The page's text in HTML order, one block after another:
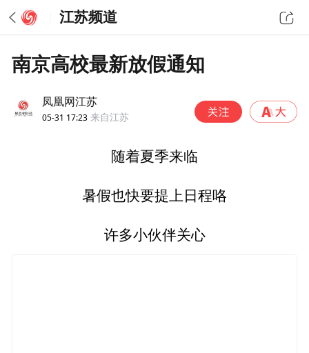
江苏频道
南京高校最新放假通知
凤凰网江苏
05-31 17:23 来自江苏
随着夏季来临
暑假也快要提上日程咯
许多小伙伴关心